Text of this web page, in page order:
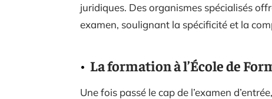
juridiques. Des organismes spécialisés
examen, soulignant la spécificité et la
La formation à l’École de
Une fois passé le cap de l’examen